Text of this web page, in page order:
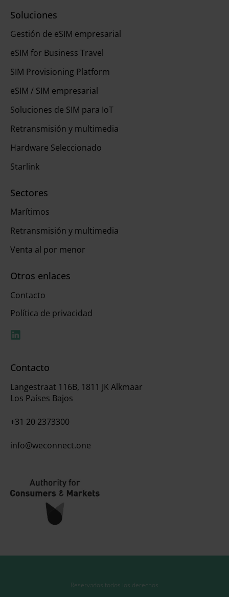
Soluciones
Gestión de eSIM empresarial
eSIM for Business Travel
SIM Provisioning Platform
eSIM / SIM empresarial
Soluciones de SIM para IoT
Retransmisión y multimedia
Hardware Seleccionado
Starlink
Sectores
Marítimos
Retransmisión y multimedia
Venta al por menor
Otros enlaces
Contacto
Política de privacidad
Contacto
Langestraat 116B, 1811 JK Alkmaar
Los Países Bajos
+31 20 2373300
info@weconnect.one
Reservados todos los derechos